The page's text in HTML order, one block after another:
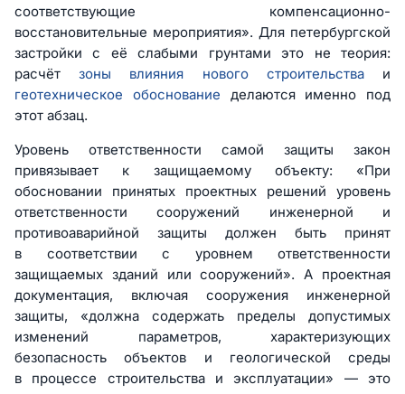
соответствующие компенсационно-
восстановительные мероприятия». Для петербургской
застройки с её слабыми грунтами это не теория:
расчётзоны влияния нового строительстваи
геотехническое обоснование делаются именно под
этот абзац.
Уровень ответственности самой защиты закон
привязывает к защищаемому объекту: «При
обосновании принятых проектных решений уровень
ответственности сооружений инженерной и
противоаварийной защиты должен быть принят
в соответствии с уровнем ответственности
защищаемых зданий или сооружений». А проектная
документация, включая сооружения инженерной
защиты, «должна содержать пределы допустимых
изменений параметров, характеризующих
безопасность объектов и геологической среды
в процессе строительства и эксплуатации» — это